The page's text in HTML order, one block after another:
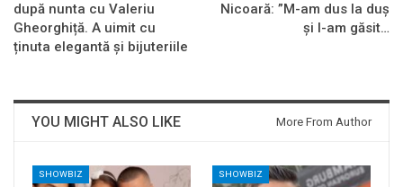
după nunta cu Valeriu
Gheorghiță. A uimit cu
ținuta elegantă și bijuteriile
Nicoară: ”M-am dus la duș
și l-am găsit…
YOU MIGHT ALSO LIKE More From Author
SHOWBIZ SHOWBIZ